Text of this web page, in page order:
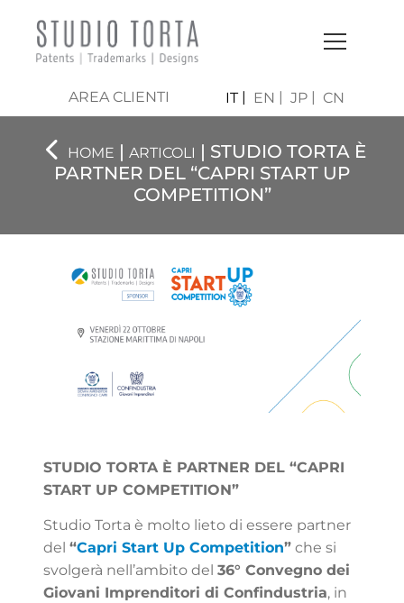
AREA CLIENTI IT EN JP CN
HOME | ARTICOLI | STUDIO TORTA È
PARTNER DEL “CAPRI START UP
COMPETITION”
STUDIO TORTA È PARTNER DEL “CAPRI
START UP COMPETITION”
Studio Torta è molto lieto di essere partner
del “Capri Start Up Competition” che si
svolgerà nell’ambito del 36° Convegno dei
Giovani Imprenditori di Confindustria, in